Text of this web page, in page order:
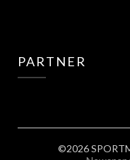
PARTNER
©2026